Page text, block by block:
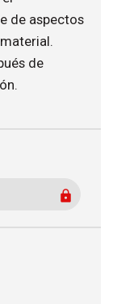
de aspectos
de